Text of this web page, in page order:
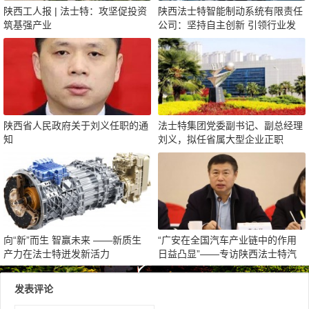
陕西工人报 | 法士特：攻坚促投资
筑基强产业
陕西法士特智能制动系统有限责任
公司：坚持自主创新 引领行业发
展
陕西省人民政府关于刘义任职的通
知
法士特集团党委副书记、副总经理
刘义，拟任省属大型企业正职
向“新”而生 智赢未来 ——新质生
产力在法士特迸发新活力
“广安在全国汽车产业链中的作用
日益凸显”——专访陕西法士特汽
车传动集团有限责任公司原董事长
发表评论